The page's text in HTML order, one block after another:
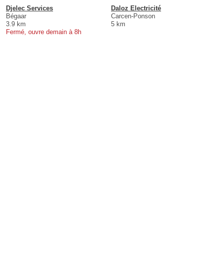
Djelec Services
Bégaar
3.9 km
Fermé, ouvre demain à 8h
Daloz Electricité
Carcen-Ponson
5 km